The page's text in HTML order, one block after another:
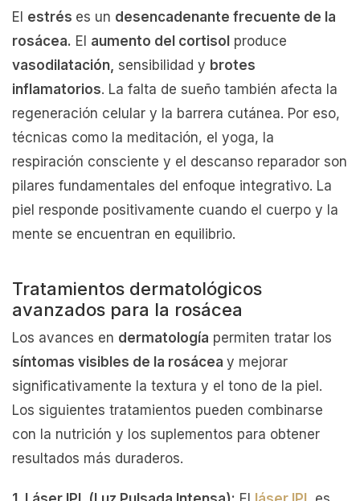
El estrés es un desencadenante frecuente de la
rosácea. El aumento del cortisol produce
vasodilatación, sensibilidad y brotes
inflamatorios. La falta de sueño también afecta la
regeneración celular y la barrera cutánea. Por eso,
técnicas como la meditación, el yoga, la
respiración consciente y el descanso reparador son
pilares fundamentales del enfoque integrativo. La
piel responde positivamente cuando el cuerpo y la
mente se encuentran en equilibrio.
Tratamientos dermatológicos
avanzados para la rosácea
Los avances en dermatología permiten tratar los
síntomas visibles de la rosácea y mejorar
significativamente la textura y el tono de la piel.
Los siguientes tratamientos pueden combinarse
con la nutrición y los suplementos para obtener
resultados más duraderos.